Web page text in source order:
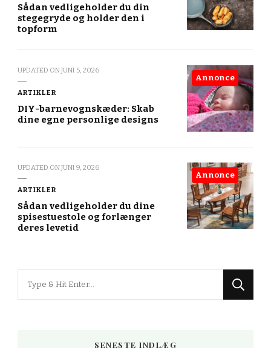
Sådan vedligeholder du din
stegegryde og holder den i
topform
UPDATED ONJUNI 5, 2026
ARTIKLER
DIY-barnevognskæder: Skab
dine egne personlige designs
Annonce
UPDATED ONJUNI 9, 2026
ARTIKLER
Sådan vedligeholder du dine
spisestuestole og forlænger
deres levetid
Annonce
SENESTE INDLÆG